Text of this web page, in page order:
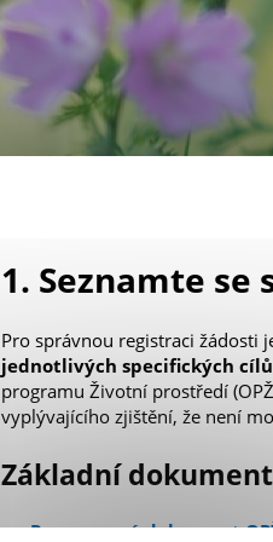
1. Seznamte
Pro správnou registraci žádosti
jednotlivých specifických cílů
programu Životní prostředí
vyplývajícího zjištění, že není
Základní
Programový dokument